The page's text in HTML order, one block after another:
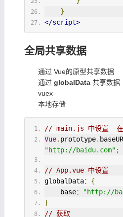
}
</script>
全局共享数据
通过 Vue的原型共享数据
通过 globalData共享数据
vuex
本地存储
// main.js 中设置  在
Vue. prototype.
"http://baidu.com" ;
// App.vue 中设置
globalData：{
    base
： "http://
}
// 获取